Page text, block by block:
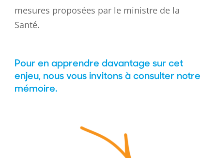
mesures proposées par le ministre de la
Santé.
Pour en apprendre davantage sur cet
enjeu, nous vous invitons à consulter notre
mémoire.